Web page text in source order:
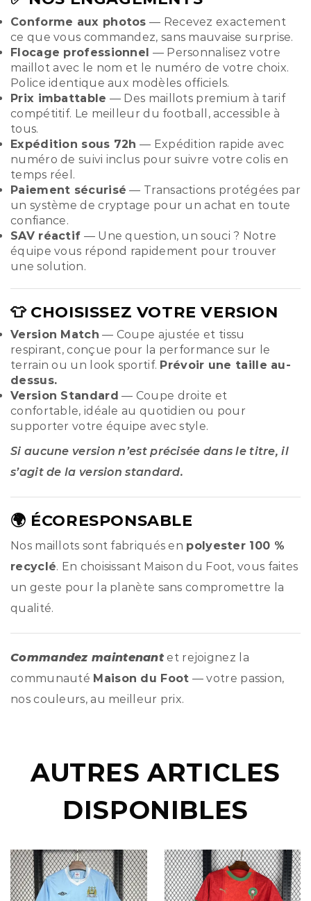
Conforme aux photos — Recevez exactement
ce que vous commandez, sans mauvaise surprise.
Flocage professionnel — Personnalisez votre
maillot avec le nom et le numéro de votre choix.
Police identique aux modèles officiels.
Prix imbattable — Des maillots premium à tarif
compétitif. Le meilleur du football, accessible à
tous.
Expédition sous 72h — Expédition rapide avec
numéro de suivi inclus pour suivre votre colis en
temps réel.
Paiement sécurisé — Transactions protégées par
un système de cryptage pour un achat en toute
confiance.
SAV réactif — Une question, un souci ? Notre
équipe vous répond rapidement pour trouver
une solution.
👕 CHOISISSEZ VOTRE VERSION
Version Match — Coupe ajustée et tissu
respirant, conçue pour la performance sur le
terrain ou un look sportif. Prévoir une taille au-
dessus.
Version Standard — Coupe droite et
confortable, idéale au quotidien ou pour
supporter votre équipe avec style.
Si aucune version n’est précisée dans le titre, il
s’agit de la version standard.
🌍 ÉCORESPONSABLE
Nos maillots sont fabriqués en polyester 100 %
recyclé. En choisissant Maison du Foot, vous faites
un geste pour la planète sans compromettre la
qualité.
Commandez maintenant et rejoignez la
communauté Maison du Foot — votre passion,
nos couleurs, au meilleur prix.
AUTRES ARTICLES
DISPONIBLES